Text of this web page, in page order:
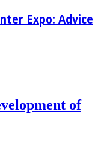
Expo: Advice
of